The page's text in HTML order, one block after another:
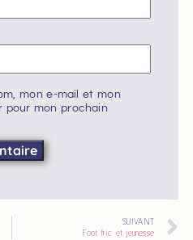
mon e-mail et mon
pour mon prochain
SUIVANT
Foot fric et jeunesse